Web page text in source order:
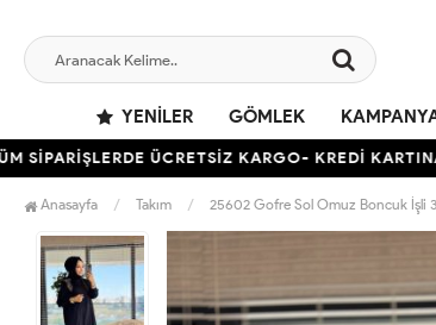
YENILER GÖMLEK
ÜCRETSİZ KARGO- KREDİ KARTINA 12 AY
Anasayfa Takım 25602 Gofre Sol Omuz Boncuk İşli